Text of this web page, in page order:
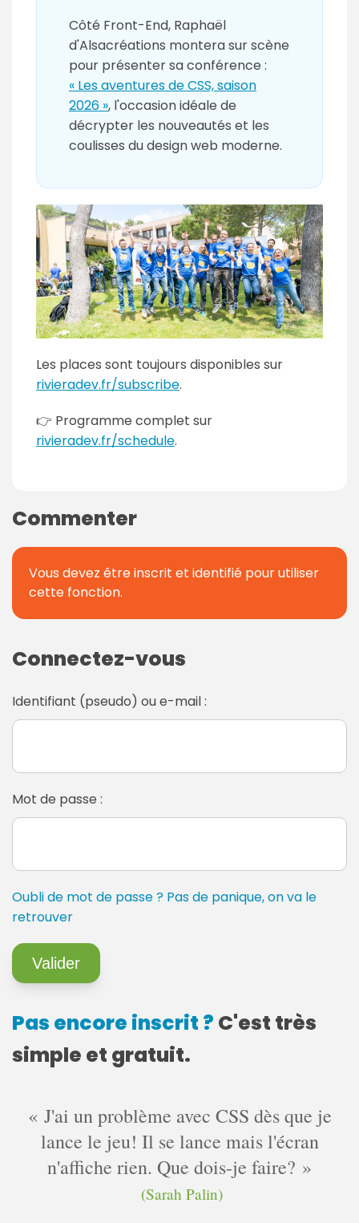
Côté Front-End, Raphaël
d'Alsacréations montera sur scène
pour présenter sa conférence :
« Les aventures de CSS, saison
2026 », l'occasion idéale de
décrypter les nouveautés et les
coulisses du design web moderne.
Les places sont toujours disponibles sur
rivieradev.fr/subscribe.
👉 Programme complet sur
rivieradev.fr/schedule.
Commenter
Vous devez être inscrit et identifié pour utiliser
cette fonction.
Connectez-vous
Identifiant (pseudo) ou e-mail :
Mot de passe :
Oubli de mot de passe ? Pas de panique, on va le
retrouver
Pas encore inscrit ? C'est très
simple et gratuit.
J'ai un problème avec CSS dès que je
lance le jeu! Il se lance mais l'écran
n'affiche rien. Que dois-je faire?
(Sarah Palin)